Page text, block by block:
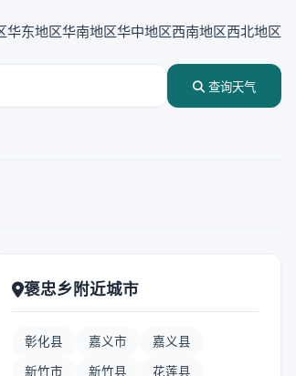
华东地区华南地区华中地区西南地区西北地区
查询天气
褒忠乡附近城市
彰化县 嘉义市 嘉义县
新竹市 新竹县 花莲县